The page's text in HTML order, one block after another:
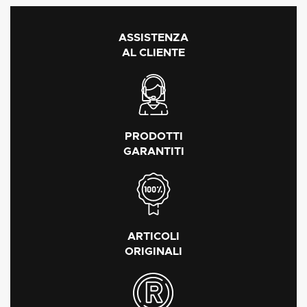
ASSISTENZA
AL CLIENTE
PRODOTTI
GARANTITI
ARTICOLI
ORIGINALI